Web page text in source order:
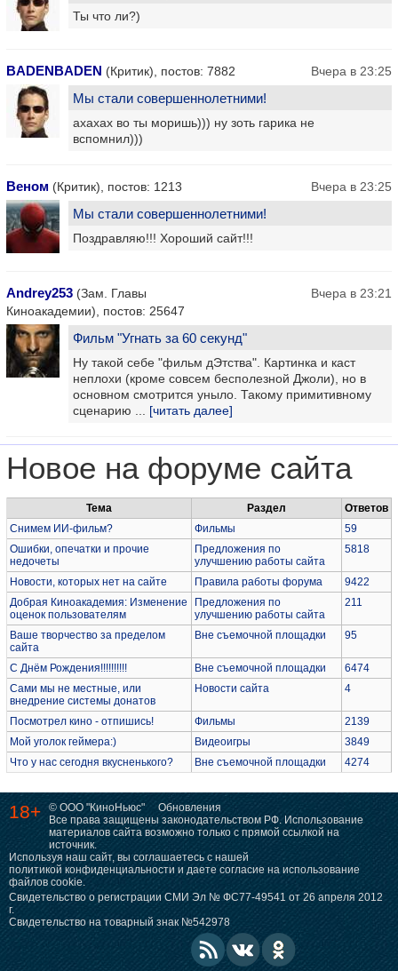
Ты что ли?)
BADENBADEN (Критик), постов: 7882 Вчера в 23:25
Мы стали совершеннолетними!
ахахах во ты моришь))) ну зоть гарика не
вспомнил)))
Веном (Критик), постов: 1213 Вчера в 23:25
Мы стали совершеннолетними!
Поздравляю!!! Хороший сайт!!!
Andrey253 (Зам. Главы
Киноакадемии), постов: 25647
Вчера в 23:21
Фильм "Угнать за 60 секунд"
Ну такой себе "фильм дЭтства". Картинка и каст
неплохи (кроме совсем бесполезной Джоли), но в
основном смотрится уныло. Такому примитивному
сценарию ... [читать далее]
Новое на форуме сайта
Тема Раздел
Ответов
Снимем ИИ-фильм?
Фильмы
59
Ошибки, опечатки и прочие
недочеты
Предложения по
улучшению работы сайта
5818
Новости, которых нет на сайте Правила работы форума
9422
Добрая Киноакадемия: Изменение
оценок пользователям
Предложения по
улучшению работы сайта
211
Ваше творчество за пределом
сайта
Вне съемочной площадки 95
С Днём Рождения!!!!!!!!!! Вне съемочной площадки
6474
Сами мы не местные, или
внедрение системы донатов
Новости сайта 4
Посмотрел кино - отпишись! Фильмы
2139
Мой уголок геймера:)
Видеоигры
3849
Что у нас сегодня вкусненького?
Вне съемочной площадки 4274
18+ © ООО "КиноНьюс"
Обновления
Все права защищены законодательством РФ. Использование
материалов сайта возможно только с прямой ссылкой на
источник.
Используя наш сайт, вы соглашаетесь с нашей
политикой конфиденциальности и даете согласие на использование
файлов cookie.
Свидетельство о регистрации СМИ Эл № ФС77-49541 от 26 апреля 2012
г.
Свидетельство на товарный знак №542978